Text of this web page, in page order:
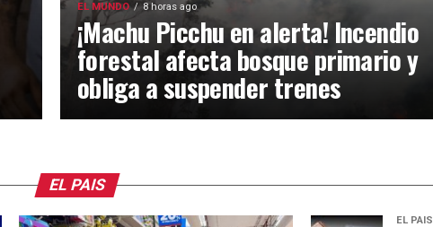
EL MUNDO 8 horas ago
¡Machu Picchu en alerta! Incendio
forestal afecta bosque primario y
obliga a suspender trenes
EL PAIS
EL PAIS